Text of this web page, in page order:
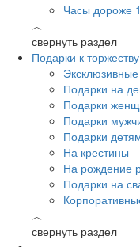
Часы дороже
︿
свернуть раздел
Подарки к торжеству
Подарки на
Подарки
Подарки
Подарки
На крестины
На рождение
Подарки на
︿
свернуть раздел